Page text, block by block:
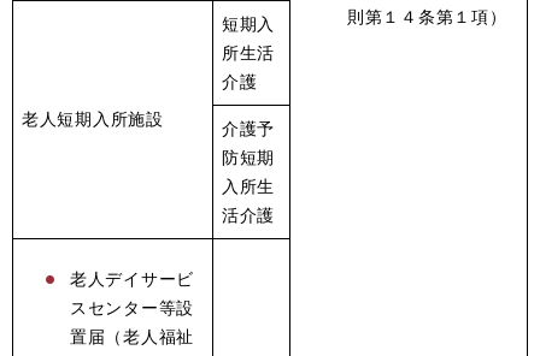
則第１４条第１項）
老人短期入所施設
短期入
所生活
介護
介護予
防短期
入所生
活介護
老人デイサービ
スセンター等設
置届（老人福祉